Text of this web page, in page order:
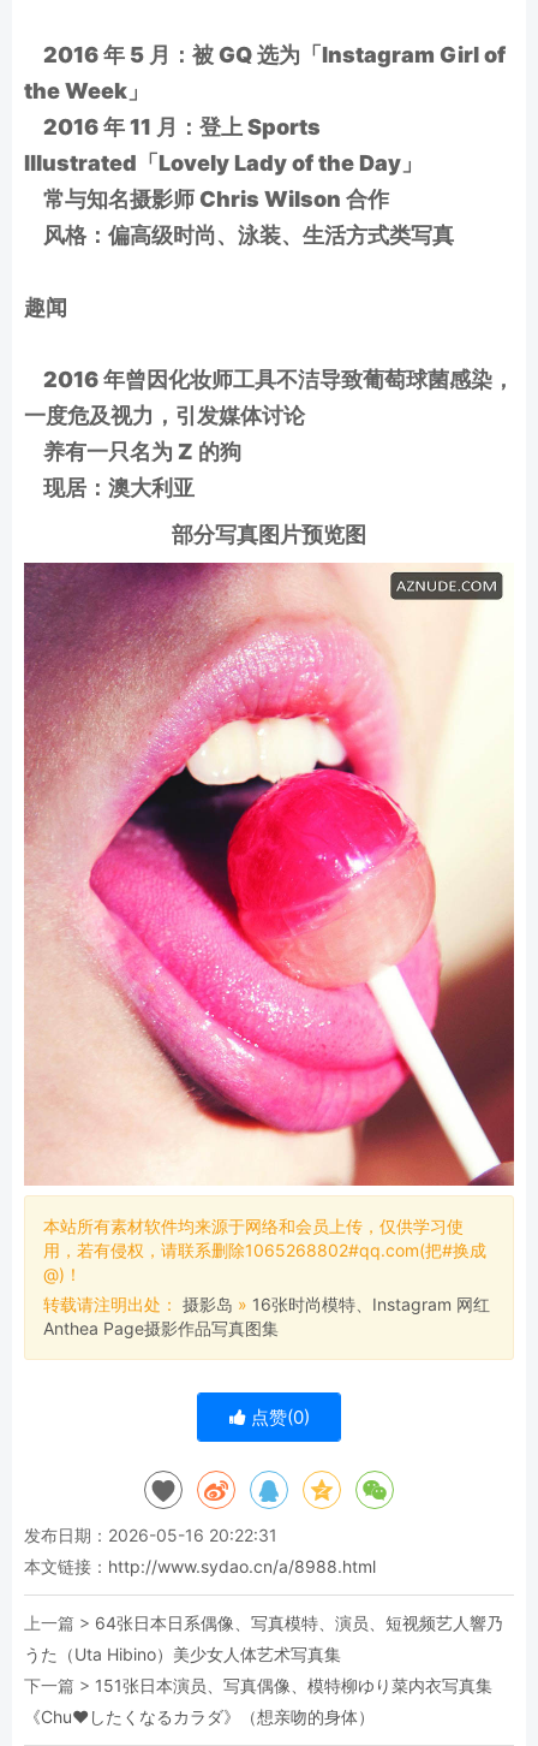
2016 年 5 月：被 GQ 选为「Instagram Girl of
the Week」
2016 年 11 月：登上 Sports
Illustrated「Lovely Lady of the Day」
常与知名摄影师 Chris Wilson 合作
风格：偏高级时尚、泳装、生活方式类写真
趣闻
2016 年曾因化妆师工具不洁导致葡萄球菌感染，
一度危及视力，引发媒体讨论
养有一只名为 Z 的狗
现居：澳大利亚
部分写真图片预览图
本站所有素材软件均来源于网络和会员上传，仅供学习使
用，若有侵权，请联系删除1065268802#qq.com(把#换成
@)！
转载请注明出处： 摄影岛 » 16张时尚模特、Instagram 网红
Anthea Page摄影作品写真图集
点赞(0)
发布日期：2026-05-16 20:22:31
本文链接： http://www.sydao.cn/a/8988.html
上一篇 > 64张日本日系偶像、写真模特、演员、短视频艺人響乃
うた（Uta Hibino）美少女人体艺术写真集
下一篇 > 151张日本演员、写真偶像、模特柳ゆり菜内衣写真集
《Chu♥したくなるカラダ》（想亲吻的身体）